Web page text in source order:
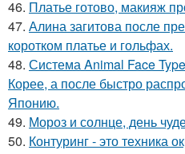
46. Платье готово, макияж
47. Алина загитова после
коротком платье и гольфах.
48. Система Animal Face
Корее, а после быстро
Японию.
49. Мороз и солнце, день
50. Контуринг - это техника